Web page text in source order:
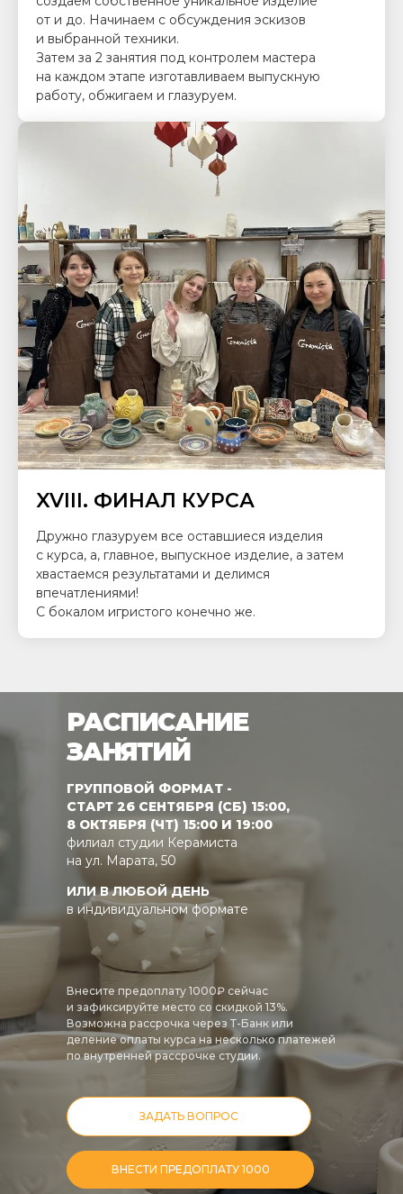
от и до. Начинаем с обсуждения эскизов
и выбранной техники.
Затем за 2 занятия под контролем мастера
на каждом этапе изготавливаем выпускную
работу, обжигаем и глазуруем.
XVIII. ФИНАЛ КУРСА
Дружно глазуруем все оставшиеся изделия
с курса, а, главное, выпускное изделие, а затем
хвастаемся результатами и делимся
впечатлениями!
С бокалом игристого конечно же.
РАСПИСАНИЕ
ЗАНЯТИЙ
Внесите предоплату 1000₽ сейчас
и зафиксируйте место со скидкой 13%.
Возможна рассрочка через Т-Банк или
деление оплаты курса на несколько платежей
по внутренней рассрочке студии.
ЗАДАТЬ ВОПРОС
ВНЕСТИ ПРЕДОПЛАТУ 1000
ГРУППОВОЙ ФОРМАТ -
СТАРТ 26 СЕНТЯБРЯ (СБ) 15:00,
8 ОКТЯБРЯ (ЧТ) 15:00 И 19:00
филиал студии Керамиста
на ул. Марата, 50
ИЛИ В ЛЮБОЙ ДЕНЬ
в индивидуальном формате